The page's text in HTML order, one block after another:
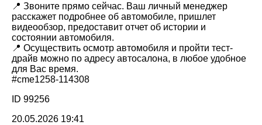
📍 Звоните прямо сейчас. Ваш личный менеджер
расскажет подробнее об автомобиле, пришлет
видеообзор, предоставит отчет об истории и
состоянии автомобиля.
📍 Осуществить осмотр автомобиля и пройти тест-
драйв можно по адресу автосалона, в любое удобное
для Вас время.
#cme1258-114308
ID 99256
20.05.2026 19:41